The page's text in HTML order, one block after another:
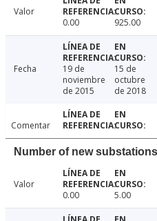
Valor
0.00
925.00
Fecha
19 de
noviembre
de 2015
15 de
octubre
de 2018
Comentar
Number of new
Valor
0.00
5.00